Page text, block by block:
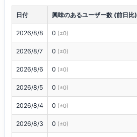
日付 興味のあるユーザー数 (前日比)
2026/8/8 0 (±0)
2026/8/7 0 (±0)
2026/8/6 0 (±0)
2026/8/5 0 (±0)
2026/8/4 0 (±0)
2026/8/3 0 (±0)